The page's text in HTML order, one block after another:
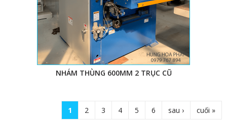
NHÁM THÙNG 600MM 2 TRỤC CŨ
1 2 3 4 5 6 sau › cuối »